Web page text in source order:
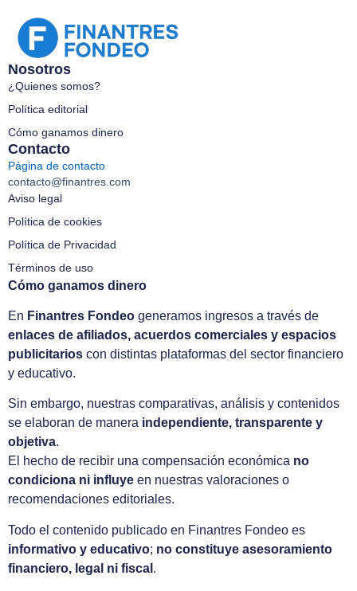
Nosotros
¿Quienes somos?
Política editorial
Cómo ganamos dinero
Contacto
Página de contacto
contacto@finantres.com
Aviso legal
Política de cookies
Política de Privacidad
Términos de uso
Cómo ganamos dinero
En Finantres Fondeo generamos ingresos a través de
enlaces de afiliados, acuerdos comerciales y espacios
publicitarios con distintas plataformas del sector financiero
y educativo.
Sin embargo, nuestras comparativas, análisis y contenidos
se elaboran de manera independiente, transparente y
objetiva.
El hecho de recibir una compensación económica no
condiciona ni influye en nuestras valoraciones o
recomendaciones editoriales.
Todo el contenido publicado en Finantres Fondeo es
informativo y educativo; no constituye asesoramiento
financiero, legal ni fiscal .